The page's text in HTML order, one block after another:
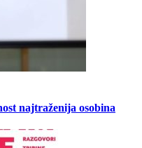
najtraženija osobina